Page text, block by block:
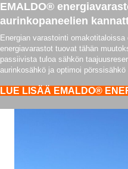
EMALDO®
aurinkopaneelien
Energian varastointi
energiavarastot tuovat tähän
passiivista tuloa sähkön
aurinkosähkö ja optimoi pörssisähkö
LUE LISÄÄ EMALDO®